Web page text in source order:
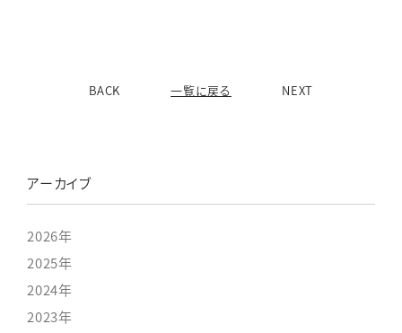
BACK 一覧に戻る NEXT
アーカイブ
2026年
2025年
2024年
2023年